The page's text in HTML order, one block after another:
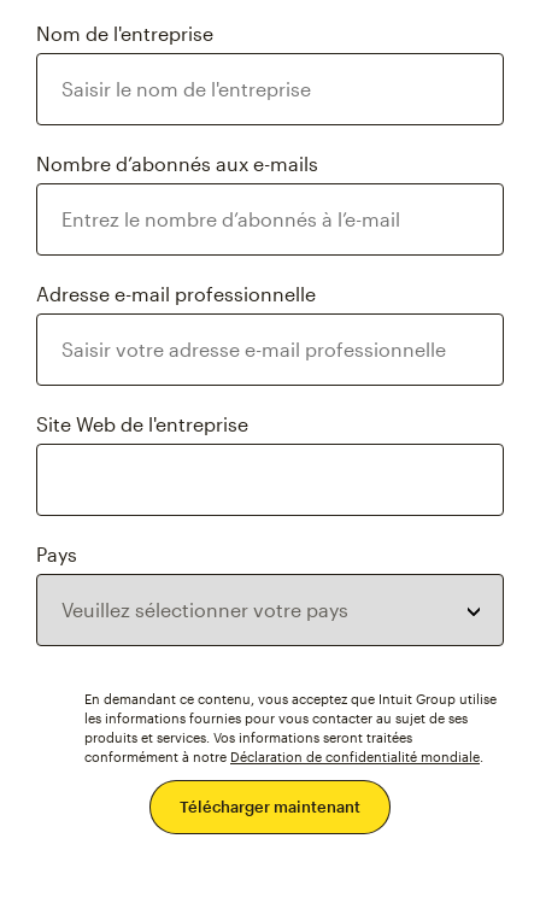
Nom de l'entreprise
Nombre d’abonnés aux e-mails
Adresse e-mail professionnelle
Site Web de l'entreprise
Pays
En demandant ce contenu, vous acceptez que Intuit Group utilise
les informations fournies pour vous contacter au sujet de ses
produits et services. Vos informations seront traitées
conformément à notre Déclaration de confidentialité mondiale